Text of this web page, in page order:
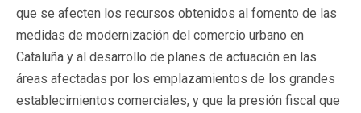
que se afecten los recursos obtenidos al fomento de las
medidas de modernización del comercio urbano en
Cataluña y al desarrollo de planes de actuación en las
áreas afectadas por los emplazamientos de los grandes
establecimientos comerciales, y que la presión fiscal que